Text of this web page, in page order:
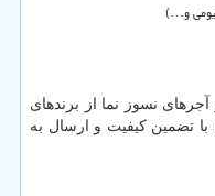
و…)
نسوز نما از برندهای
تضمین کیفیت و ارسال به